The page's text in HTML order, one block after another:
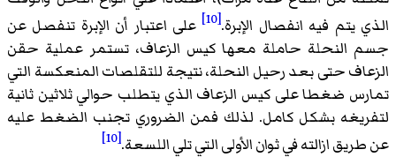
الذي يتم فيه انفصال الإبرة.[10]
على اعتبار أن الإبرة تنفصل عن
جسم النحلة حاملة معها كيس الزعاف، تستمر عملية حقن
الزعاف حتى بعد رحيل النحلة، نتيجة للتقلصات المنعكسة التي
تمارس ضغطا على كيس الزعاف الذي يتطلب حوالي ثلاثين ثانية
لتفريغه بشكل كامل. لذلك فمن الضروري تجنب الضغط عليه
عن طريق ازالته في ثوان الأولى التي تلي اللسعة.[10]